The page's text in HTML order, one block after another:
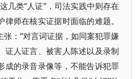
几类“人证”，司法实践中则存在
师在核实证据时面临的难题。
：“对言词证据，如同案犯罪嫌
证人证言、被害人陈述以及录制
成的录音录像等，不能告诉犯罪